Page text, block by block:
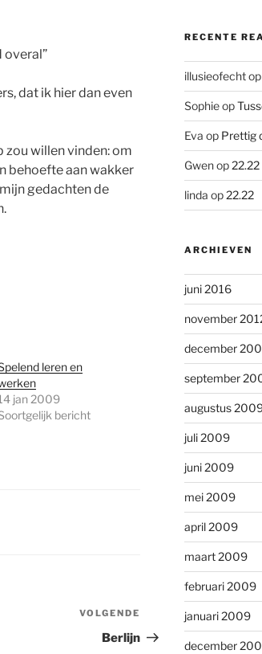
overal”
dat ik hier dan even
zou willen vinden: om
behoefte aan wakker
gedachten de
leren en
jan 2009
bericht
Volgend
bericht
VOLGENDE
Berlijn
RECENTE
illusieofechtop
Sophieop
Eva op Prettig
Gwenop22.22
linda op22.22
ARCHIEVEN
juni 2016
november
december
september
augustus
juli 2009
juni 2009
mei 2009
april 2009
maart 2009
februari 2009
januari 2009
december